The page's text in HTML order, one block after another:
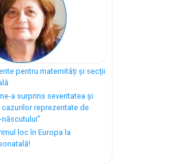
pentru maternități și secții
a surprins severitatea și
reprezentate de
loc în Europa la